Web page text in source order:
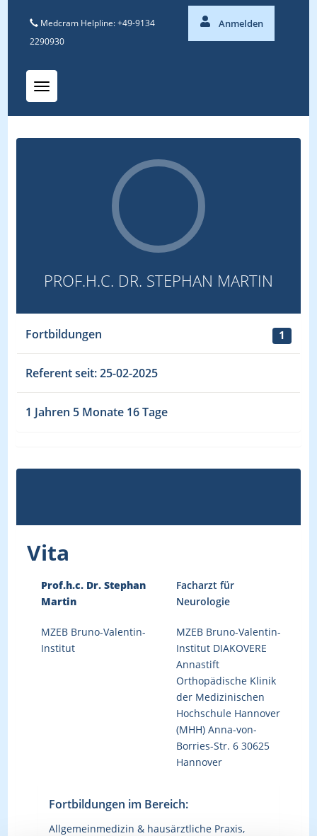
Medcram Helpline: +49-9134
2290930
Anmelden
Toggle navigation
PROF.H.C. DR. STEPHAN MARTIN
Fortbildungen 1
Referent seit: 25-02-2025
1 Jahren 5 Monate 16 Tage
Vita
Prof.h.c. Dr. Stephan
Martin
Facharzt für
Neurologie
MZEB Bruno-Valentin-
Institut
MZEB Bruno-Valentin-
Institut DIAKOVERE
Annastift
Orthopädische Klinik
der Medizinischen
Hochschule Hannover
(MHH) Anna-von-
Borries-Str. 6 30625
Hannover
Fortbildungen im Bereich:
Allgemeinmedizin & hausärztliche Praxis,